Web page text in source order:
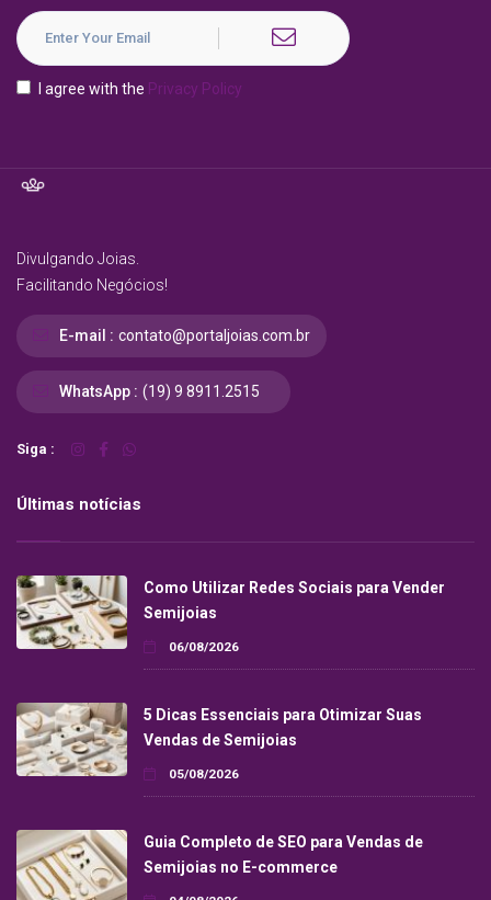
I agree with the Privacy Policy
Divulgando Joias.
Facilitando Negócios!
E-mail : contato@portaljoias.com.br
WhatsApp : (19) 9 8911.2515
Siga :
Últimas notícias
Como Utilizar Redes Sociais para Vender
Semijoias
06/08/2026
5 Dicas Essenciais para Otimizar Suas
Vendas de Semijoias
05/08/2026
Guia Completo de SEO para Vendas de
Semijoias no E-commerce